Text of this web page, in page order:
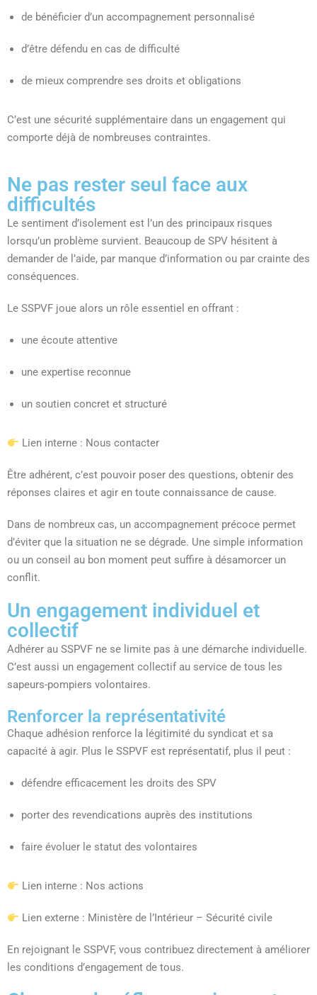
de bénéficier d’un accompagnement personnalisé
d’être défendu en cas de difficulté
de mieux comprendre ses droits et obligations
C’est une sécurité supplémentaire dans un engagement qui
comporte déjà de nombreuses contraintes.
Ne pas rester seul face aux
difficultés
Le sentiment d’isolement est l’un des principaux risques
lorsqu’un problème survient. Beaucoup de SPV hésitent à
demander de l’aide, par manque d’information ou par crainte des
conséquences.
Le SSPVF joue alors un rôle essentiel en offrant :
une écoute attentive
une expertise reconnue
un soutien concret et structuré
Lien interne : Nous contacter
Être adhérent, c’est pouvoir poser des questions, obtenir des
réponses claires et agir en toute connaissance de cause.
Dans de nombreux cas, un accompagnement précoce permet
d’éviter que la situation ne se dégrade. Une simple information
ou un conseil au bon moment peut suffire à désamorcer un
conflit.
Un engagement individuel et
collectif
Adhérer au SSPVF ne se limite pas à une démarche individuelle.
C’est aussi un engagement collectif au service de tous les
sapeurs-pompiers volontaires.
Renforcer la représentativité
Chaque adhésion renforce la légitimité du syndicat et sa
capacité à agir. Plus le SSPVF est représentatif, plus il peut :
défendre efficacement les droits des SPV
porter des revendications auprès des institutions
faire évoluer le statut des volontaires
Lien interne : Nos actions
Lien externe : Ministère de l’Intérieur – Sécurité civile
En rejoignant le SSPVF, vous contribuez directement à améliorer
les conditions d’engagement de tous.